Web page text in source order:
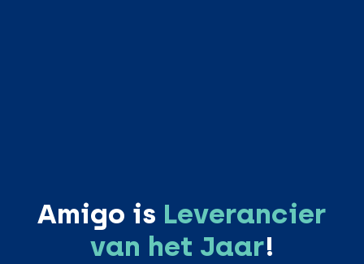
Amigo is Leverancier
van het Jaar!